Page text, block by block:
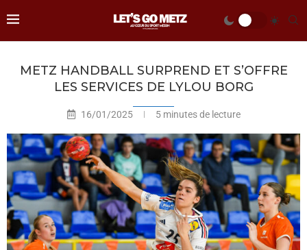
METZ HANDBALL SURPREND ET S’OFFRE
LES SERVICES DE LYLOU BORG
16/01/2025 5 minutes de lecture